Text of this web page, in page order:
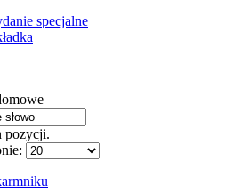
specjalne
pozycji.